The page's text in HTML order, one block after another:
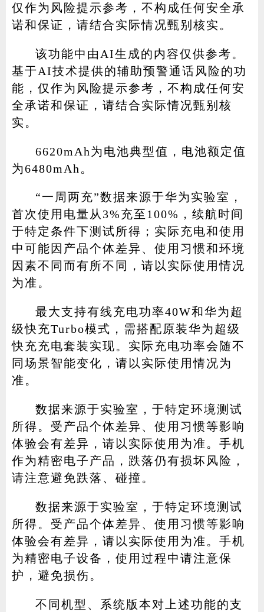
仅作为风险提示参考，不构成任何安全承
诺和保证，请结合实际情况甄别核实。
该功能中由AI生成的内容仅供参考。
基于AI技术提供的辅助预警通话风险的功
能，仅作为风险提示参考，不构成任何安
全承诺和保证，请结合实际情况甄别核
实。
6620mAh为电池典型值，电池额定值
为6480mAh。
“一周两充”数据来源于华为实验室，
首次使用电量从3%充至100%，续航时间
于特定条件下测试所得；实际充电和使用
中可能因产品个体差异、使用习惯和环境
因素不同而有所不同，请以实际使用情况
为准。
最大支持有线充电功率40W和华为超
级快充Turbo模式，需搭配原装华为超级
快充充电套装实现。实际充电功率会随不
同场景智能变化，请以实际使用情况为
准。
数据来源于实验室，于特定环境测试
所得。受产品个体差异、使用习惯等影响
体验会有差异，请以实际使用为准。手机
作为精密电子产品，跌落仍有损坏风险，
请注意避免跌落、碰撞。
数据来源于实验室，于特定环境测试
所得。受产品个体差异、使用习惯等影响
体验会有差异，请以实际使用为准。手机
为精密电子设备，使用过程中请注意保
护，避免损伤。
不同机型、系统版本对上述功能的支